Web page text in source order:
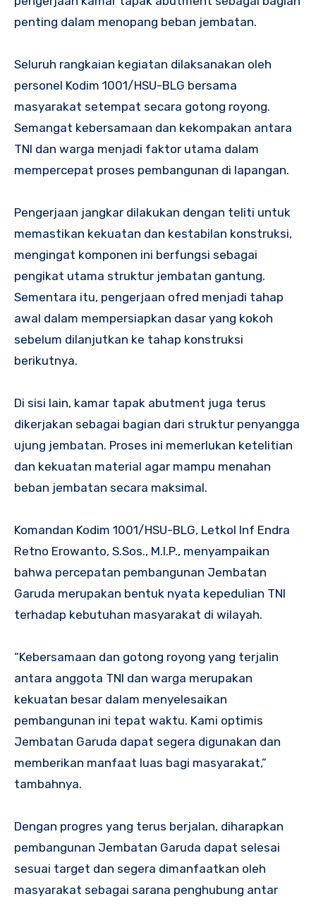
penting dalam menopang beban jembatan.
Seluruh rangkaian kegiatan dilaksanakan oleh
personel Kodim 1001/HSU-BLG bersama
masyarakat setempat secara gotong royong.
Semangat kebersamaan dan kekompakan antara
TNI dan warga menjadi faktor utama dalam
mempercepat proses pembangunan di lapangan.
Pengerjaan jangkar dilakukan dengan teliti untuk
memastikan kekuatan dan kestabilan konstruksi,
mengingat komponen ini berfungsi sebagai
pengikat utama struktur jembatan gantung.
Sementara itu, pengerjaan ofred menjadi tahap
awal dalam mempersiapkan dasar yang kokoh
sebelum dilanjutkan ke tahap konstruksi
berikutnya.
Di sisi lain, kamar tapak abutment juga terus
dikerjakan sebagai bagian dari struktur penyangga
ujung jembatan. Proses ini memerlukan ketelitian
dan kekuatan material agar mampu menahan
beban jembatan secara maksimal.
Komandan Kodim 1001/HSU-BLG, Letkol Inf Endra
Retno Erowanto, S.Sos., M.I.P., menyampaikan
bahwa percepatan pembangunan Jembatan
Garuda merupakan bentuk nyata kepedulian TNI
terhadap kebutuhan masyarakat di wilayah.
“Kebersamaan dan gotong royong yang terjalin
antara anggota TNI dan warga merupakan
kekuatan besar dalam menyelesaikan
pembangunan ini tepat waktu. Kami optimis
Jembatan Garuda dapat segera digunakan dan
memberikan manfaat luas bagi masyarakat,”
tambahnya.
Dengan progres yang terus berjalan, diharapkan
pembangunan Jembatan Garuda dapat selesai
sesuai target dan segera dimanfaatkan oleh
masyarakat sebagai sarana penghubung antar